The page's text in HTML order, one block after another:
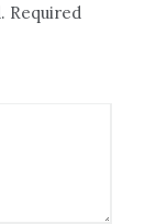
Required